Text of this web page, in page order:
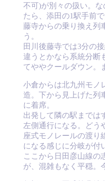
不可)が別々の扱い。
たら、添田の1駅手前
藤寺からの乗り換え列
う。
田川後藤寺では3分の
違うとかなら系統分断
てややクールダウン。
小倉からは北九州モノ
造。下から見上げた列
に着席。
出発して隣の駅までは
左側通行になる。どう
座式モノレールの渡り
になる感じに分岐が付
ここから日田彦山線の
が、混雑もなく平穏。